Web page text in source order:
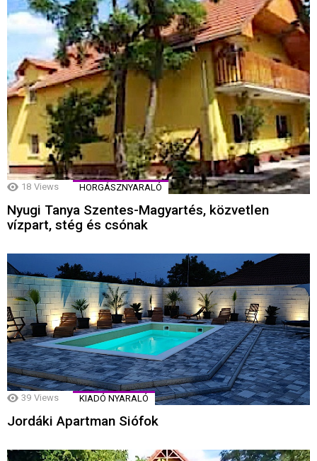
18 Views HORGÁSZNYARALÓ
Nyugi Tanya Szentes-Magyartés, közvetlen
vízpart, stég és csónak
39 Views KIADÓ NYARALÓ
Jordáki Apartman Siófok